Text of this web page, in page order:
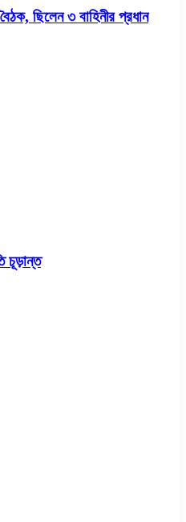
ছিলেন ৩ বাহিনীর প্রধান
চূড়ান্ত